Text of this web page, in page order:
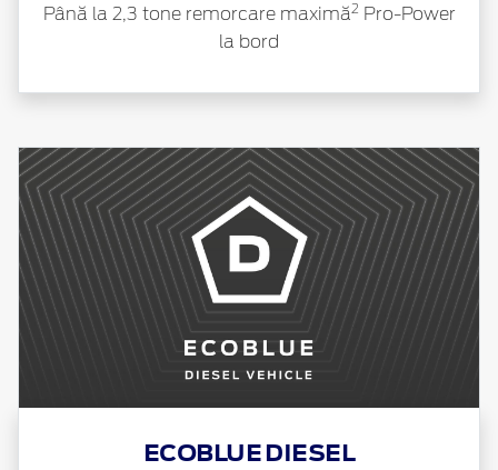
Până la 2,3 tone remorcare maximă 2 Pro-Power
la bord
ECOBLUE DIESEL